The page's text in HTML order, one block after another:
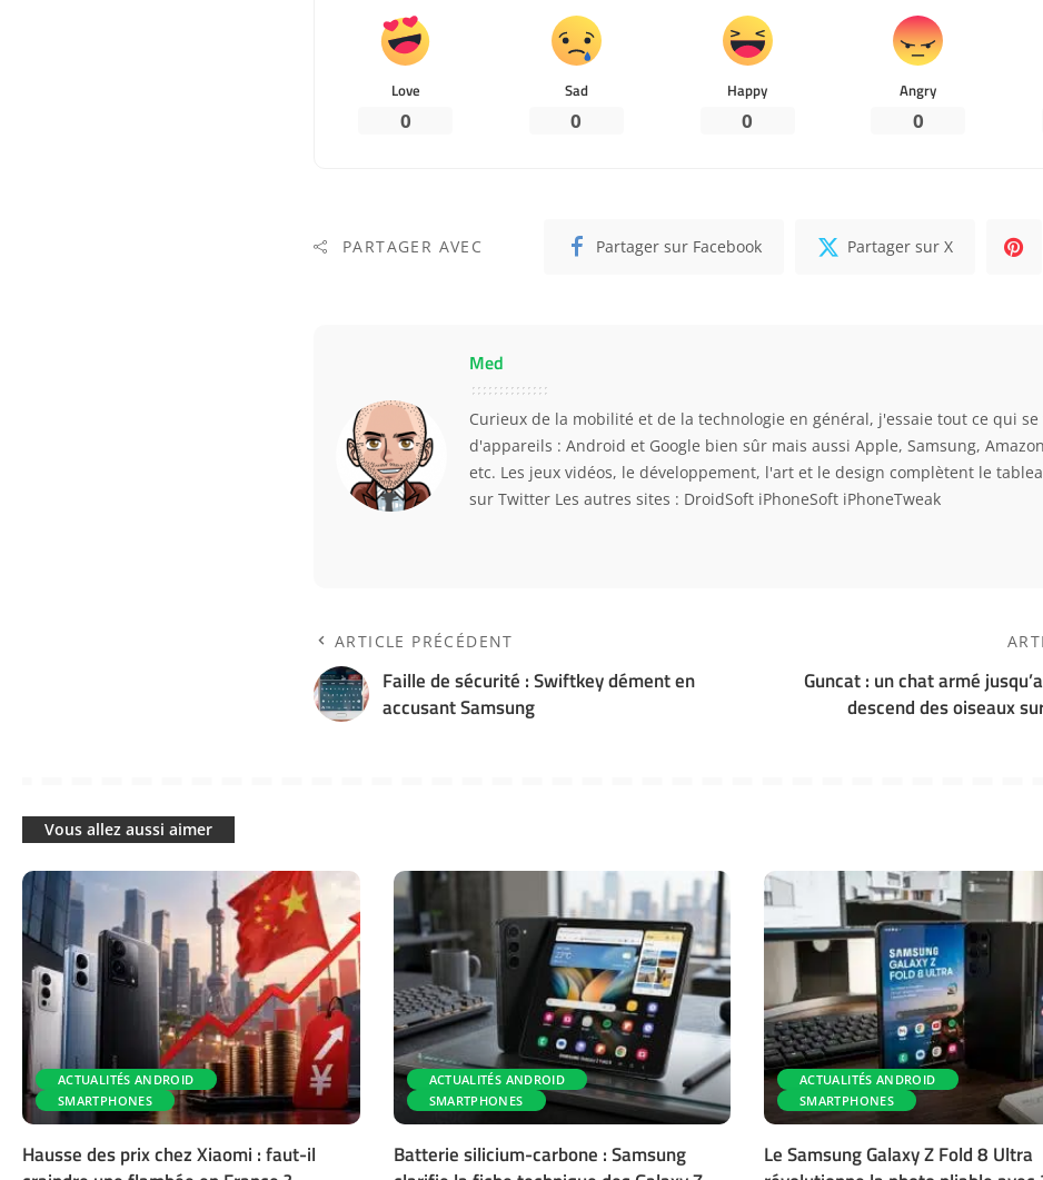
Love
0
Sad
0
Happy
0
Angry
0
PARTAGER AVEC Partager sur Facebook Partager sur X
Med
Curieux de la mobilité et de la technologie en général, j'essaie tout ce qui
d'appareils : Android et Google bien sûr mais aussi Apple, Samsung,
etc. Les jeux vidéos, le développement, l'art et le design complètent le
sur Twitter Les autres sites : DroidSoft iPhoneSoft iPhoneTweak
ARTICLE PRÉCÉDENT
Faille de sécurité : Swiftkey dément en
accusant Samsung
Guncat : un chat armé
descend des oiseaux
Vous allez aussi aimer
ACTUALITÉS ANDROID
SMARTPHONES
Hausse des prix chez Xiaomi : faut-il
ACTUALITÉS ANDROID
SMARTPHONES
Batterie silicium-carbone : Samsung
ACTUALITÉS ANDROID
SMARTPHONES
Le Samsung Galaxy Z Fold 8 Ultra